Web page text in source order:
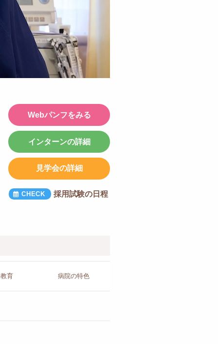
Webパンフをみる
インターンの詳細
見学会の詳細
採用試験の日程
育 病院の特色